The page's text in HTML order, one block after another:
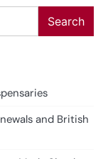
Search
and British